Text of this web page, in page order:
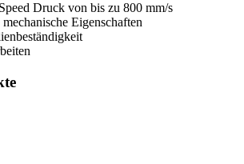
Druck von bis zu 800 mm/s
Eigenschaften